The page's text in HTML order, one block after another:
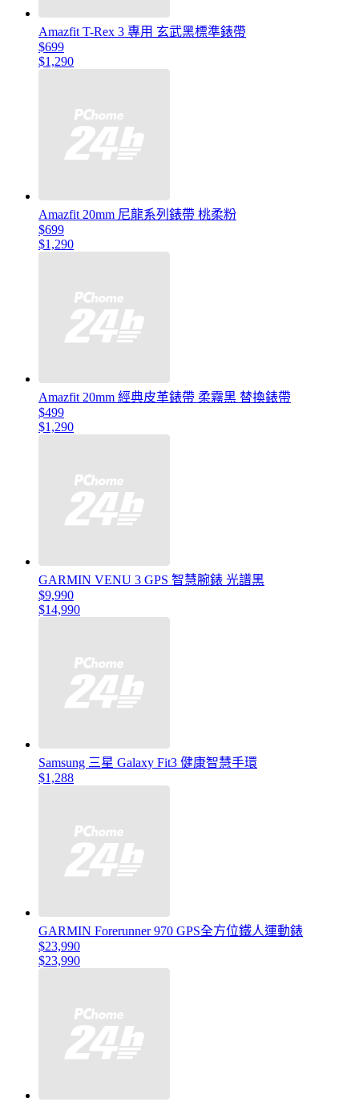
Amazfit T-Rex 3 專用 玄武黑標準錶帶
$699
$1,290
Amazfit 20mm 尼龍系列錶帶 桃柔粉
$699
$1,290
Amazfit 20mm 經典皮革錶帶 柔霧黑 替換錶帶
$499
$1,290
GARMIN VENU 3 GPS 智慧腕錶 光譜黑
$9,990
$14,990
Samsung 三星 Galaxy Fit3 健康智慧手環
$1,288
GARMIN Forerunner 970 GPS全方位鐵人運動錶
$23,990
$23,990